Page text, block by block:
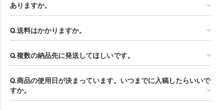
ありますか。
Q.送料はかかりますか。
Q.複数の納品先に発送してほしいです。
Q.商品の使用日が決まっています。いつまでに入稿したらいいで
すか。